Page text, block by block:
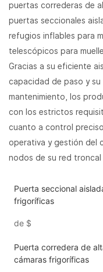
puertas correderas de
puertas seccionales
refugios inflables para
telescópicos para
Gracias a su eficiente
capacidad de paso y
mantenimiento, los
con los estrictos
cuanto a control
operativa y gestión del
nodos de su red
Puerta seccional
frigoríficas
de $
Puerta corredera de
cámaras frigoríficas